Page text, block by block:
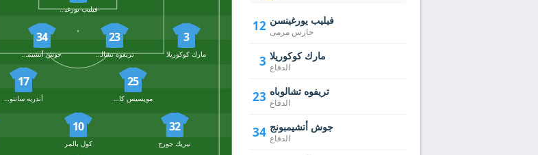
فيليب يورغينسن
3
مارك كوكوريلا
23
تريفوه تشالوباه
34
جوش أتشيمبونج
25
مويسيس كايسيدو
17
أندريه سانتوس
32
تيريك جورج
10
كول بالمر
12 فيليب يورغينسن
حارس مرمى
3 مارك كوكوريلا
الدفاع
23 تريفوه تشالوباه
الدفاع
34 جوش أتشيمبونج
الدفاع